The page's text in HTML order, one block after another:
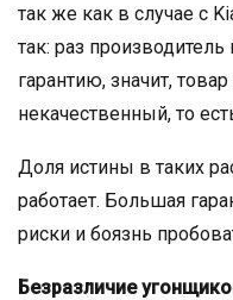
так же как в случае с
так: раз
гарантию, значит,
некачественный, то
Доля истины в таких
работает. Большая
риски и боязнь
Безразличие